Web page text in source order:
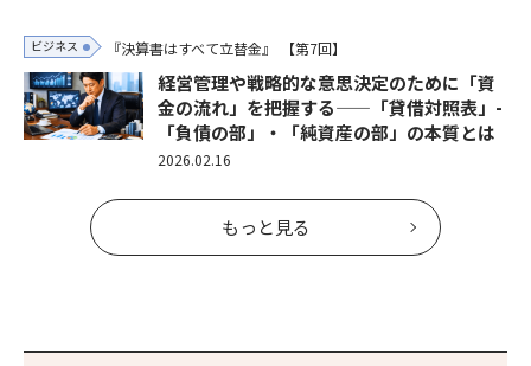
ビジネス 『決算書はすべて立替金』 【第7回】
経営管理や戦略的な意思決定のために「資
金の流れ」を把握する——「貸借対照表」-
「負債の部」・「純資産の部」の本質とは
2026.02.16
もっと見る